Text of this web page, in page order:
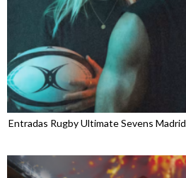
Entradas Rugby Ultimate Sevens Madrid